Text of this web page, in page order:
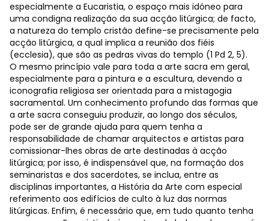
especialmente a Eucaristia, o espaço mais idóneo para
uma condigna realização da sua acção litúrgica; de facto,
a natureza do templo cristão define-se precisamente pela
acção litúrgica, a qual implica a reunião dos fiéis
(ecclesia), que são as pedras vivas do templo (1 Pd 2, 5).
O mesmo princípio vale para toda a arte sacra em geral,
especialmente para a pintura e a escultura, devendo a
iconografia religiosa ser orientada para a mistagogia
sacramental. Um conhecimento profundo das formas que
a arte sacra conseguiu produzir, ao longo dos séculos,
pode ser de grande ajuda para quem tenha a
responsabilidade de chamar arquitectos e artistas para
comissionar-lhes obras de arte destinadas à acção
litúrgica; por isso, é indispensável que, na formação dos
seminaristas e dos sacerdotes, se inclua, entre as
disciplinas importantes, a História da Arte com especial
referimento aos edifícios de culto à luz das normas
litúrgicas. Enfim, é necessário que, em tudo quanto tenha